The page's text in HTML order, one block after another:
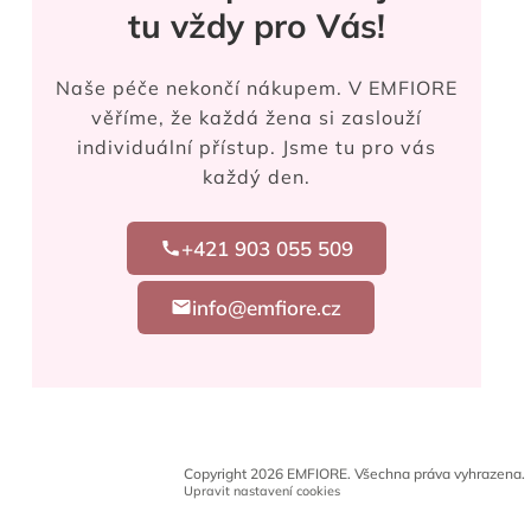
tu vždy pro Vás!
Naše péče nekončí nákupem. V EMFIORE
věříme, že každá žena si zaslouží
individuální přístup. Jsme tu pro vás
každý den.
+421 903 055 509
info@emfiore.cz
Copyright 2026 EMFIORE. Všechna práva vyhrazena.
Upravit nastavení cookies